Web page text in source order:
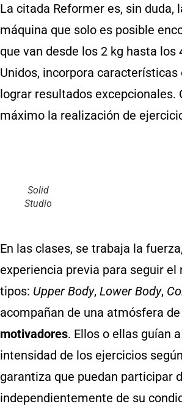
La citada Reformer es, sin duda,
máquina que solo es posible
que van desde los 2 kg hasta los
Unidos, incorpora
lograr resultados
máximo la realización de
Solid
Studio
En las clases, se trabaja la
experiencia previa para seguir
tipos: Upper Body, Lower Body,
acompañan de una atmósfera
motivadores. Ellos o ellas guían
intensidad de los ejercicios
garantiza que puedan participar
independientemente de su